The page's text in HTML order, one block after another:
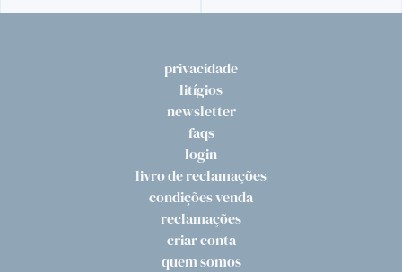
privacidade
litígios
newsletter
faqs
login
livro de reclamações
condições venda
reclamações
criar conta
quem somos